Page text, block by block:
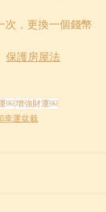
次，更換一個錢幣
保護房屋法
￼增強財運￼
幸運盆栽